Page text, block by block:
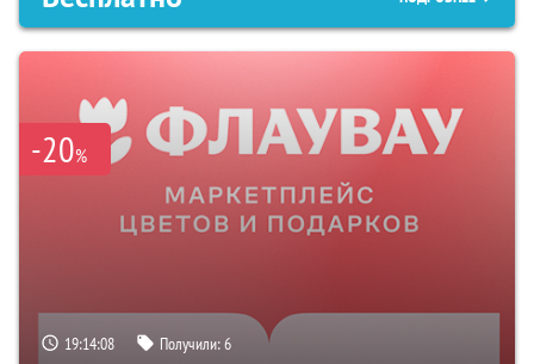
-20%
19:14:07 Получили:6